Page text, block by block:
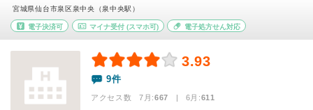
宮城県仙台市泉区泉中央（泉中央駅）
電子決済可 マイナ受付(スマホ可) 電子処方せん対応
3.93
9件
アクセス数 7月:667 | 6月:611